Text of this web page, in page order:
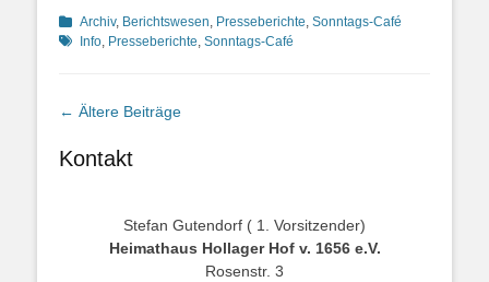
Kategorien
Archiv, Berichtswesen, Presseberichte, Sonntags-Café
Info, Presseberichte, Sonntags-Café
Beitragsnavigation
← Ältere Beiträge
Kontakt
Stefan Gutendorf ( 1. Vorsitzender)
Heimathaus Hollager Hof v. 1656 e.V.
Rosenstr. 3